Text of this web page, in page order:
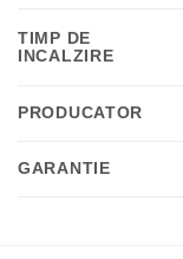
TIMP DE
INCALZIRE
PRODUCATOR
GARANTIE